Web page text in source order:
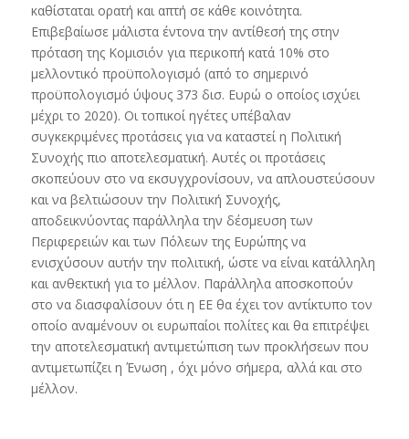
καθίσταται ορατή και απτή σε κάθε κοινότητα.
Επιβεβαίωσε μάλιστα έντονα την αντίθεσή της στην
πρόταση της Κομισιόν για περικοπή κατά 10% στο
μελλοντικό προϋπολογισμό (από το σημερινό
προϋπολογισμό ύψους 373 δισ. Ευρώ ο οποίος ισχύει
μέχρι το 2020). Οι τοπικοί ηγέτες υπέβαλαν
συγκεκριμένες προτάσεις για να καταστεί η Πολιτική
Συνοχής πιο αποτελεσματική. Αυτές οι προτάσεις
σκοπεύουν στο να εκσυγχρονίσουν, να απλουστεύσουν
και να βελτιώσουν την Πολιτική Συνοχής,
αποδεικνύοντας παράλληλα την δέσμευση των
Περιφερειών και των Πόλεων της Ευρώπης να
ενισχύσουν αυτήν την πολιτική, ώστε να είναι κατάλληλη
και ανθεκτική για το μέλλον. Παράλληλα αποσκοπούν
στο να διασφαλίσουν ότι η ΕΕ θα έχει τον αντίκτυπο τον
οποίο αναμένουν οι ευρωπαίοι πολίτες και θα επιτρέψει
την αποτελεσματική αντιμετώπιση των προκλήσεων που
αντιμετωπίζει η Ένωση , όχι μόνο σήμερα, αλλά και στο
μέλλον.